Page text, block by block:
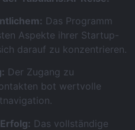
Das Programm
Aspekte ihrer Startup-
darauf zu konzentrieren.
Der Zugang zu
bot wertvolle
Das vollständige